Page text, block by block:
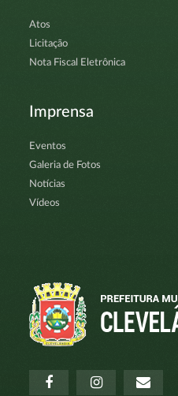
Atos
Licitação
Nota Fiscal Eletrônica
Imprensa
Eventos
Galeria de Fotos
Notícias
Vídeos